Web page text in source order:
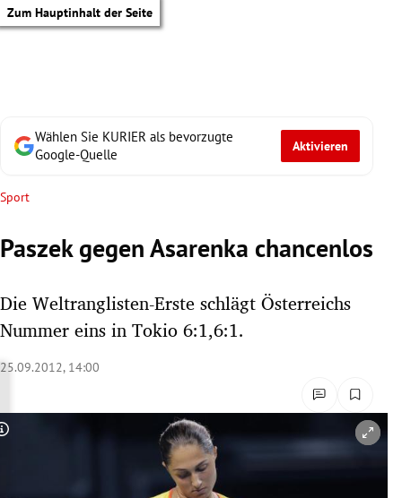
Zum Hauptinhalt der Seite
Untermenü
Untermenü
Wählen Sie KURIER als bevorzugte
Google-Quelle
Aktivieren
Sport
Paszek gegen Asarenka chancenlos
Die Weltranglisten-Erste schlägt Österreichs
Nummer eins in Tokio 6:1,6:1.
25.09.2012, 14:00
Copyright-Hinweis öffnen/schließen